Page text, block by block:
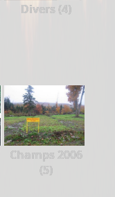
Divers (4)
Champs 2006
(5)